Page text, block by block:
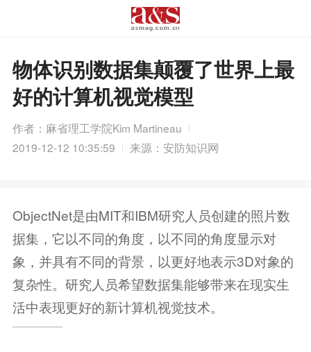
物体识别数据集颠覆了世界上最
好的计算机视觉模型
作者：麻省理工学院Kim Martineau
2019-12-12 10:35:59
来源：安防知识网
ObjectNet是由MIT和IBM研究人员创建的照片数
据集，它以不同的角度，以不同的角度显示对
象，并具有不同的背景，以更好地表示3D对象的
复杂性。研究人员希望数据集能够带来在现实生
活中表现更好的新计算机视觉技术。